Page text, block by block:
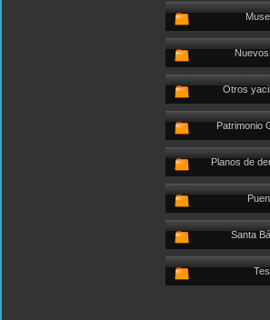
Otros
Patrimonio
Planos de
Santa